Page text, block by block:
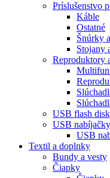
Príslušenstvo
Káble
Ostatné
Šnúrky
Stojany
Reproduktory
USB flash
USB nabíjačky
USB
Textil a doplnky
Bundy a vesty
Čiapky